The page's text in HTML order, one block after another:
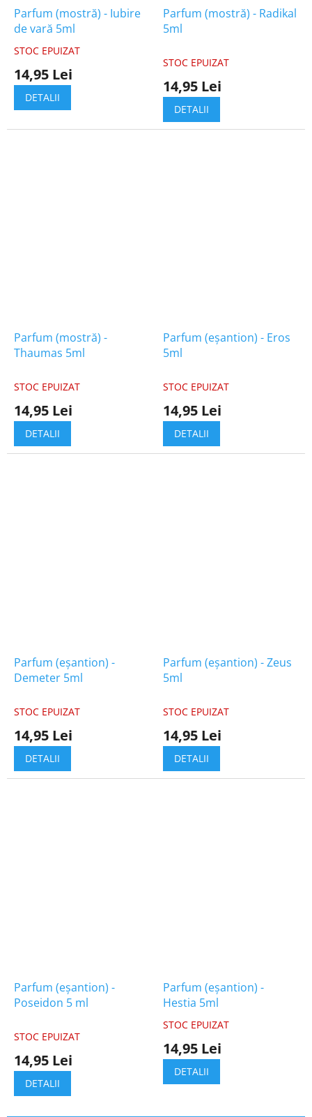
Parfum (mostră) - Iubire
de vară 5ml
Evaluarea
a
produsului
este
din
STOC EPUIZAT
14,95 Lei
DETALII
Parfum (mostră) - Radikal
5ml
STOC EPUIZAT
14,95 Lei
DETALII
Parfum (mostră) -
Thaumas 5ml
STOC EPUIZAT
14,95 Lei
DETALII
Parfum (eșantion) - Eros
5ml
STOC EPUIZAT
14,95 Lei
DETALII
Parfum (eșantion) -
Demeter 5ml
STOC EPUIZAT
14,95 Lei
DETALII
Parfum (eșantion) - Zeus
5ml
STOC EPUIZAT
14,95 Lei
DETALII
Parfum (eșantion) -
Poseidon 5 ml
STOC EPUIZAT
14,95 Lei
DETALII
Parfum (eșantion) -
Hestia 5ml
Evaluarea
a
produsului
este
STOC EPUIZAT
14,95 Lei
DETALII